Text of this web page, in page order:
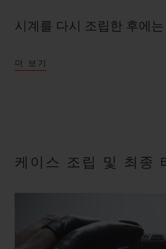
시계를 다시 조립한 후에
최고의 정밀성을 유지합니
더 보기
케이스 조립 및 최종